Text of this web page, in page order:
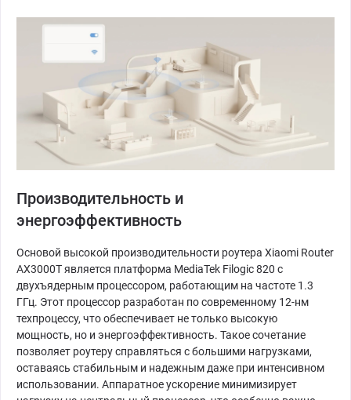
Производительность и
энергоэффективность
Основой высокой производительности роутера Xiaomi Router
AX3000T является платформа MediaTek Filogic 820 с
двухъядерным процессором, работающим на частоте 1.3
ГГц. Этот процессор разработан по современному 12-нм
техпроцессу, что обеспечивает не только высокую
мощность, но и энергоэффективность. Такое сочетание
позволяет роутеру справляться с большими нагрузками,
оставаясь стабильным и надежным даже при интенсивном
использовании. Аппаратное ускорение минимизирует